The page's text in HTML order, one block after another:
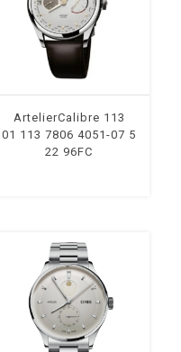
ArtelierCalibre 113
01 113 7806 4051-07 5
22 96FC